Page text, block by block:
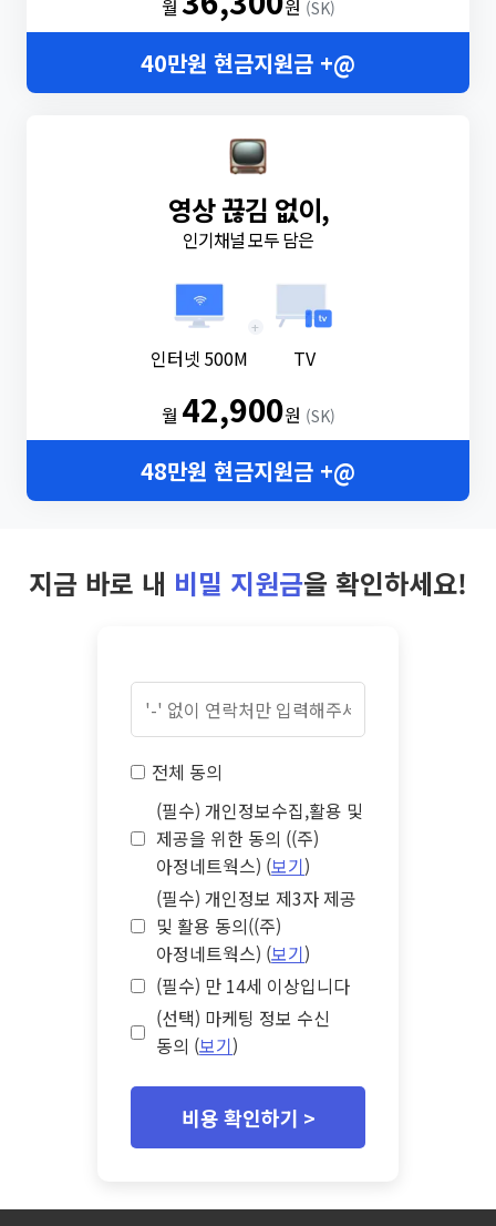
월 원 (SK)
40만원 현금지원금 +@
영상 끊김 없이,
인기채널 모두 담은
인터넷 500M
+
TV
월 42,900원 (SK)
48만원 현금지원금 +@
지금 바로 내 비밀 지원금을 확인하세요!
전체 동의
(필수) 개인정보수집,활용 및
제공을 위한 동의 ((주)
아정네트웍스) (보기)
(필수) 개인정보 제3자 제공
및 활용 동의((주)
아정네트웍스) (보기)
(필수) 만 14세 이상입니다
(선택) 마케팅 정보 수신
동의 (보기)
비용 확인하기 >